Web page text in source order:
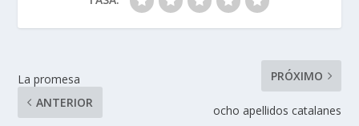
La promesa
ANTERIOR
PRÓXIMO
ocho apellidos catalanes